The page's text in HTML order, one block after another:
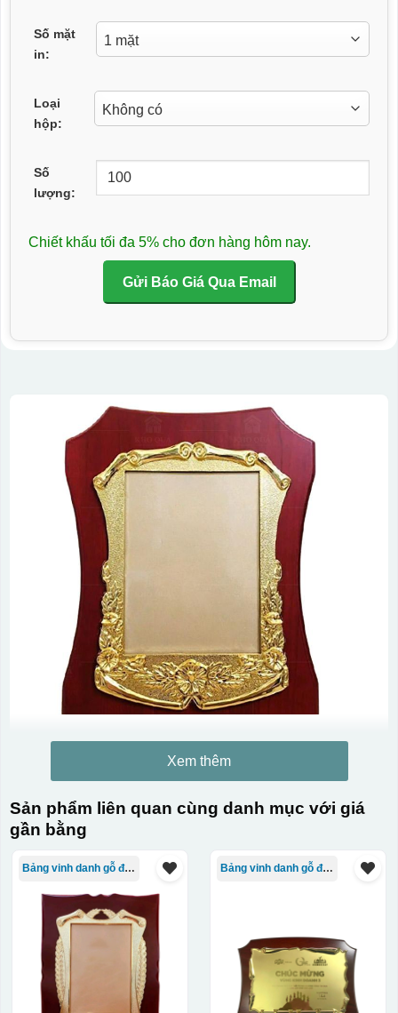
Số mặt
in:
Loại
hộp:
Số
lượng:
Chiết khấu tối đa 5% cho đơn hàng hôm nay.
Gửi Báo Giá Qua Email
Xem thêm
Sản phẩm liên quan cùng danh mục với giá
gần bằng
Bảng vinh danh gỗ đồng Bảng vinh danh gỗ đồng